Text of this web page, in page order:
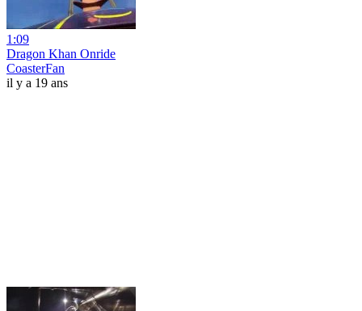
1:09
Dragon Khan Onride
CoasterFan
il y a 19 ans